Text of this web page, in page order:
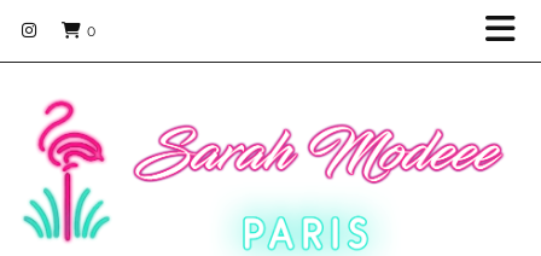
0